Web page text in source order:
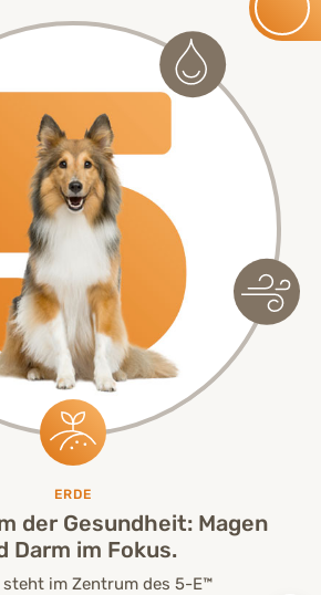
ERDE
der Gesundheit: Magen
Darm im Fokus.
steht im Zentrum des 5-E™